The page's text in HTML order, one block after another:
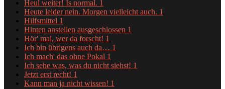
Heul weiter! Is normal. 1
Heute leider nein. Morgen vielleicht auch. 1
Hilfsmittel 1
Hinten anstellen ausgeschlossen 1
Hör' mal, wer da forscht! 1
Ich bin übrigens auch da… 1
Ich mach' das ohne Pokal 1
Ich sehe was, was du nicht siehst! 1
Jetzt erst recht! 1
Kann man ja nicht wissen! 1